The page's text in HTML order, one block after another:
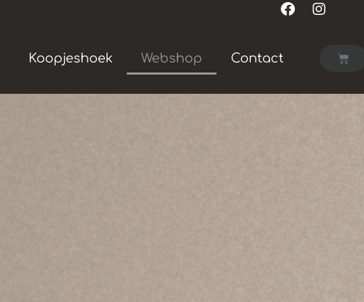
Koopjeshoek Webshop Contact